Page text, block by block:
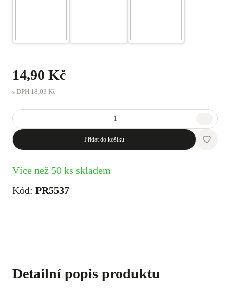
14,90 Kč
s DPH 18,03 Kč
Přidat do košíku
Více než 50 ks skladem
Kód: PR5537
Detailní popis produktu